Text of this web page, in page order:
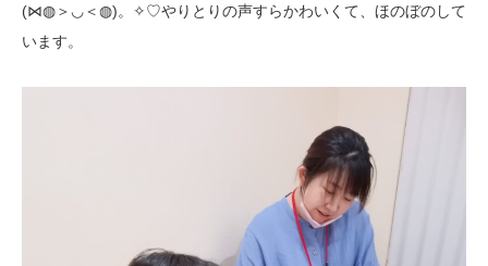
(⋈◍＞◡＜◍)。✧♡やりとりの声すらかわいくて、ほのぼのして
います。